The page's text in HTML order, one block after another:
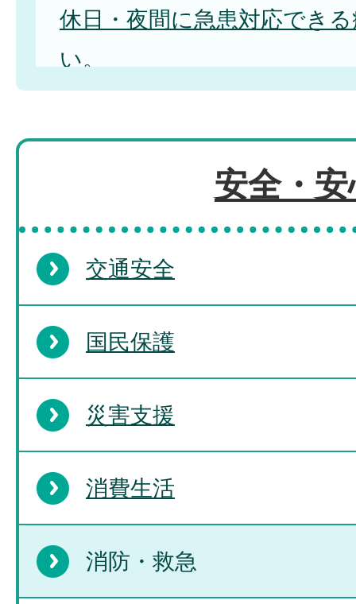
休日・夜間に急患対応でき
い。
安全・
交通安全
国民保護
災害支援
消費生活
消防・救急